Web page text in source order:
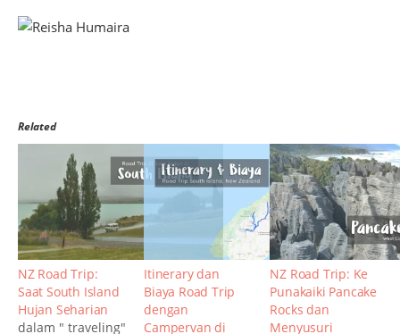
Related
NZ Road Trip:
Saat South Island
Hujan Seharian
dalam " traveling"
Itinerary dan
Biaya Road Trip
dengan
Campervan di
NZ Road Trip: Ke
Punakaiki Pancake
Rocks dan
Menyusuri